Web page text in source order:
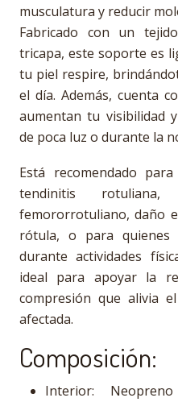
musculatura y reducir
Fabricado con un
tricapa, este soporte es
tu piel respire,
el día. Además, cuenta
aumentan tu visibilidad
de poca luz o durante la
Está recomendado
tendinitis
femororrotuliano, daño
rótula, o para quienes
durante actividades
ideal para apoyar la
compresión que alivia
afectada.
Composición:
Interior: